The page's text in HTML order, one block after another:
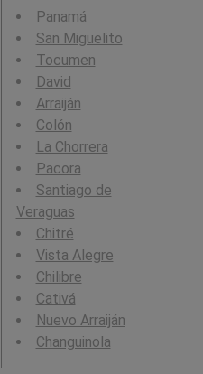
Panamá
San Miguelito
Tocumen
David
Arraiján
Colón
La Chorrera
Pacora
Santiago de
Veraguas
Chitré
Vista Alegre
Chilibre
Cativá
Nuevo Arraiján
Changuinola